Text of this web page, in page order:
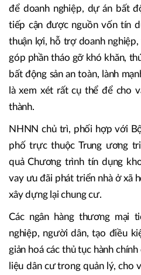
hạn trả nợ và giữ nguyên
khăn và Thông tư 03 điều
phiếu doanh nghiệp của các
NHNN tiếp tục rà soát việc
doanh nghiệp bất động sản; có
để doanh nghiệp, dự án bất
tiếp cận được nguồn vốn tín
góp phần tháo gỡ khó khăn,
bất động sản an toàn, lành
là xem xét rất cụ thể để cho
thành.
phố trực thuộc Trung ương
quả Chương trình tín dụng
vay ưu đãi phát triển nhà ở xã